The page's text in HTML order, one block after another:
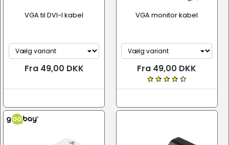
VGA til DVI-I kabel
Fra 49,00 DKK
VGA monitor kabel
Fra 49,00 DKK